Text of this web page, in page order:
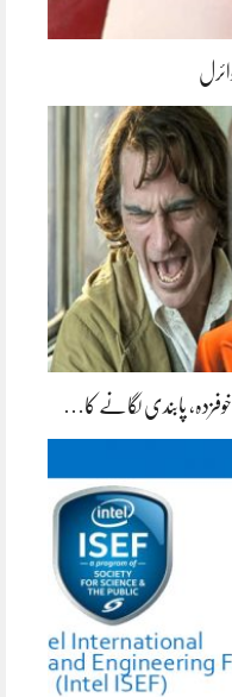
پابندی لگانے کا…